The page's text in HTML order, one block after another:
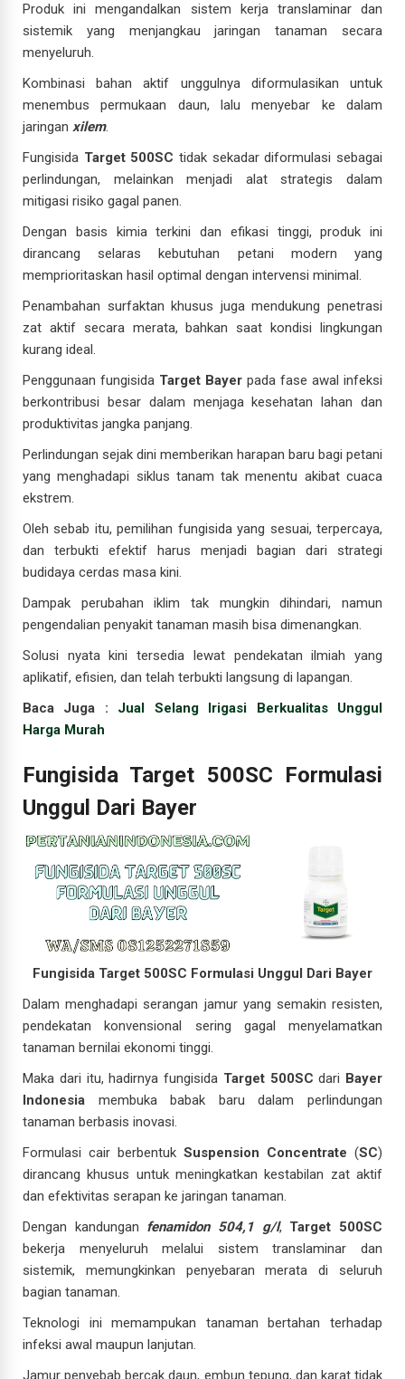
Produk ini mengandalkan sistem kerja translaminar dan
sistemik yang menjangkau jaringan tanaman secara
menyeluruh.
Kombinasi bahan aktif unggulnya diformulasikan untuk
menembus permukaan daun, lalu menyebar ke dalam
jaringan xilem.
Fungisida Target 500SC tidak sekadar diformulasi sebagai
perlindungan, melainkan menjadi alat strategis dalam
mitigasi risiko gagal panen.
Dengan basis kimia terkini dan efikasi tinggi, produk ini
dirancang selaras kebutuhan petani modern yang
memprioritaskan hasil optimal dengan intervensi minimal.
Penambahan surfaktan khusus juga mendukung penetrasi
zat aktif secara merata, bahkan saat kondisi lingkungan
kurang ideal.
Penggunaan fungisida Target Bayer pada fase awal infeksi
berkontribusi besar dalam menjaga kesehatan lahan dan
produktivitas jangka panjang.
Perlindungan sejak dini memberikan harapan baru bagi petani
yang menghadapi siklus tanam tak menentu akibat cuaca
ekstrem.
Oleh sebab itu, pemilihan fungisida yang sesuai, terpercaya,
dan terbukti efektif harus menjadi bagian dari strategi
budidaya cerdas masa kini.
Dampak perubahan iklim tak mungkin dihindari, namun
pengendalian penyakit tanaman masih bisa dimenangkan.
Solusi nyata kini tersedia lewat pendekatan ilmiah yang
aplikatif, efisien, dan telah terbukti langsung di lapangan.
Baca Juga : Jual Selang Irigasi Berkualitas Unggul
Harga Murah
Fungisida Target 500SC Formulasi
Unggul Dari Bayer
Fungisida Target 500SC Formulasi Unggul Dari Bayer
Dalam menghadapi serangan jamur yang semakin resisten,
pendekatan konvensional sering gagal menyelamatkan
tanaman bernilai ekonomi tinggi.
Maka dari itu, hadirnya fungisida Target 500SCdari Bayer
Indonesia membuka babak baru dalam perlindungan
tanaman berbasis inovasi.
Formulasi cair berbentuk Suspension Concentrate (SC)
dirancang khusus untuk meningkatkan kestabilan zat aktif
dan efektivitas serapan ke jaringan tanaman.
Dengan kandungan fenamidon 504,1 g/l, Target 500SC
bekerja menyeluruh melalui sistem translaminar dan
sistemik, memungkinkan penyebaran merata di seluruh
bagian tanaman.
Teknologi ini memampukan tanaman bertahan terhadap
infeksi awal maupun lanjutan.
Jamur penyebab bercak daun, embun tepung, dan karat tidak